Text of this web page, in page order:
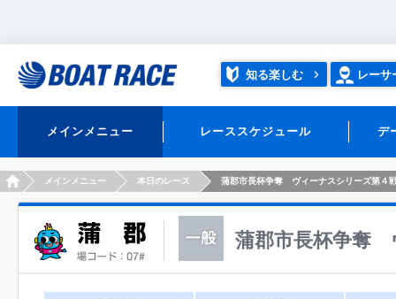
知る楽しむ レーサ
メインメニュー レーススケジュール デ
HOMEメインメニュー 本日のレース 蒲郡市長杯争奪 ヴィーナスシリーズ第４
蒲郡市長杯争奪